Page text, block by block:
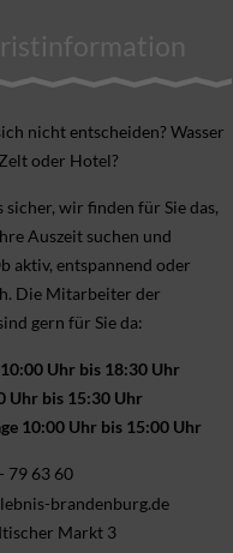
nicht ent­scheiden? Wasser
oder Hotel?
sicher, wir finden für Sie das,
Aus­zeit suchen und
aktiv, ent­spannend oder
Die Mitarbeiter der
gern für Sie da:
Uhr bis 18:30 Uhr
Uhr bis 15:30 Uhr
10:00 Uhr bis 15:00 Uhr
79 63 60
brandenburg.de
Markt 3